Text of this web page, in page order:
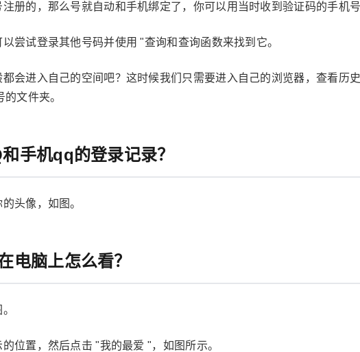
册的，那么号就自动和手机绑定了，你可以用当时收到验证码的手机号
尝试登录其他号码并使用 "查询和查询函数来找到它。
会进入自己的空间吧？这时候我们只需要进入自己的浏览器，查看历
文件夹。
手机qq的登录记录？
头像，如图。
电脑上怎么看？
位置，然后点击 "我的最爱 "，如图所示。